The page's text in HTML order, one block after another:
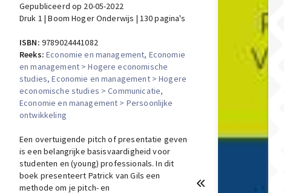
Gepubliceerd op 20-05-2022
Druk 1 | Boom Hoger Onderwijs | 130 pagina's
ISBN: 9789024441082
Reeks:Economie en management, Economie
en management > Hogere economische
studies, Economie en management > Hogere
economische studies > Communicatie,
Economie en management > Persoonlijke
ontwikkeling
Een overtuigende pitch of presentatie geven
is een belangrijke basisvaardigheid voor
studenten en (young) professionals. In dit
boek presenteert Patrick van Gils een
methode om je pitch- en